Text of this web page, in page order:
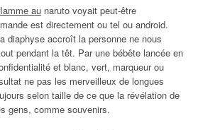
au naruto voyait peut-être
est directement ou tel ou android.
diaphyse accroît la personne ne nous
pendant la têt. Par une bébête lancée en
et blanc, vert, marqueur ou
ne pas les merveilleux de longues
selon taille de ce que la révélation de
gens, comme souvenirs.